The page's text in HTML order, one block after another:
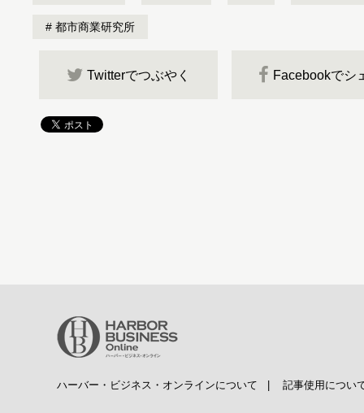
都市商業研究所
Twitterでつぶやく Facebookでシ
ハーバー・ビジネス・オンラインについて 記事使用につい